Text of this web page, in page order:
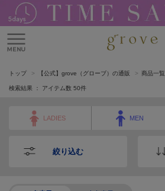
トップ 【公式】grove（グローブ）の通販 商品一覧
検索結果 ： アイテム数 50件
LADIES MEN
絞り込む